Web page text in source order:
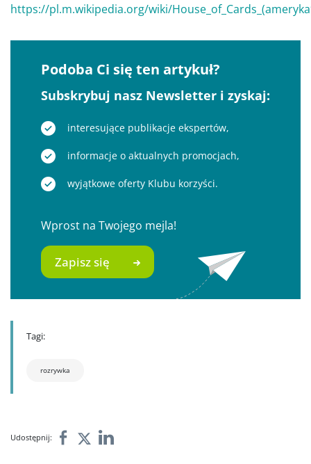
https://pl.m.wikipedia.org/wiki/
Podoba Ci się ten artykuł?
Subskrybuj nasz Newsletter i zyskaj:
interesujące publikacje ekspertów,
informacje o aktualnych promocjach,
wyjątkowe oferty Klubu korzyści.
Wprost na Twojego mejla!
Zapisz się
Tagi:
rozrywka
Udostępnij: